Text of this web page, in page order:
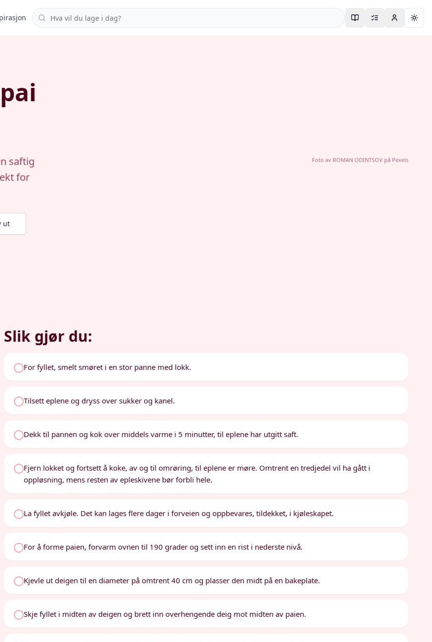
Søk i oppskrifter
saftig
for
ut
Foto av ROMAN ODINTSOVpå Pexels
Slik gjør du:
For fyllet, smelt smøret i en stor panne med lokk.
Tilsett eplene og dryss over sukker og kanel.
Dekk til pannen og kok over middels varme i 5 minutter, til eplene har utgitt saft.
Fjern lokket og fortsett å koke, av og til omrøring, til eplene er møre. Omtrent en tredjedel vil ha gått i
oppløsning, mens resten av epleskivene bør forbli hele.
La fyllet avkjøle. Det kan lages flere dager i forveien og oppbevares, tildekket, i kjøleskapet.
For å forme paien, forvarm ovnen til 190 grader og sett inn en rist i nederste nivå.
Kjevle ut deigen til en diameter på omtrent 40 cm og plasser den midt på en bakeplate.
Skje fyllet i midten av deigen og brett inn overhengende deig mot midten av paien.